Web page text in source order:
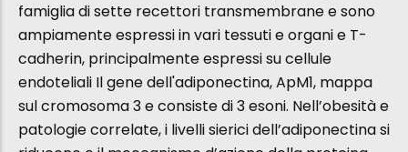
famiglia di sette recettori transmembrane e sono
ampiamente espressi in vari tessuti e organi e T-
cadherin, principalmente espressi su cellule
endoteliali Il gene dell'adiponectina, ApM1, mappa
sul cromosoma 3 e consiste di 3 esoni. Nell’obesità e
patologie correlate, i livelli sierici dell’adiponectina si